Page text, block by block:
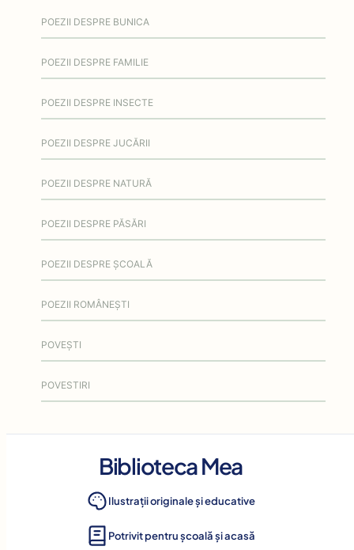
POEZII DESPRE BUNICA
POEZII DESPRE FAMILIE
POEZII DESPRE INSECTE
POEZII DESPRE JUCĂRII
POEZII DESPRE NATURĂ
POEZII DESPRE PĂSĂRI
POEZII DESPRE ȘCOALĂ
POEZII ROMÂNEȘTI
POVEȘTI
POVESTIRI
Biblioteca Mea
Ilustrații originale și educative
Potrivit pentru școală și acasă